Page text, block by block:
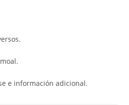
e información adicional.